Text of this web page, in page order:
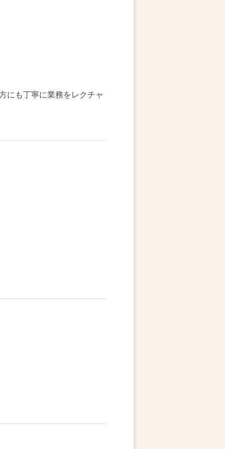
にも丁寧に業務をレクチャ